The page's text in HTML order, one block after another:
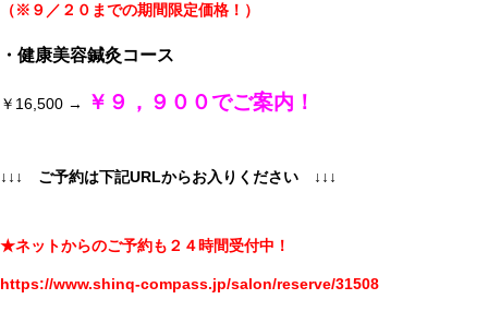
（※９／２０までの期間限定価格！）
・健康美容鍼灸コース
￥16,500 → ￥９，９００でご案内！
↓↓↓ ご予約は下記URLからお入りください ↓↓↓
★ネットからのご予約も２４時間受付中！
https://www.shinq-compass.jp/salon/reserve/31508